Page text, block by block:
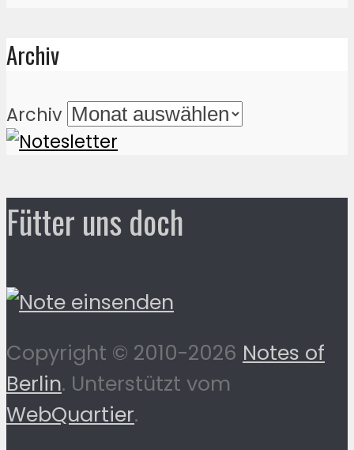
Archiv
Archiv
Fütter uns doch
Copyright © 2010-2026 Notes of
Berlin. Unterstützt vom
WebQuartier.